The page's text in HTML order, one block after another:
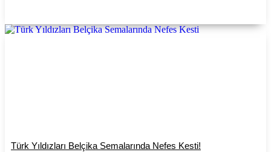
Türk Yıldızları Belçika Semalarında Nefes Kesti!